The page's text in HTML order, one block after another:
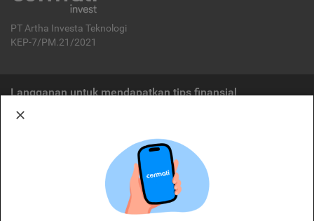
PT Artha Investa Teknologi
KEP-7/PM.21/2021
Langganan untuk mendapatkan tips finansial
Cermati merupakan penyelenggara agregasi jasa keuangan yang terdaftar di
OJK. Oleh karena itu, produk dan/atau layanan jasa keuangan yang
ditawarkan bukan merupakan produk dan/atau layanan jasa keuangan yang
diterbitkan oleh Cermati dan Cermati tidak bertanggung jawab atas tuntutan